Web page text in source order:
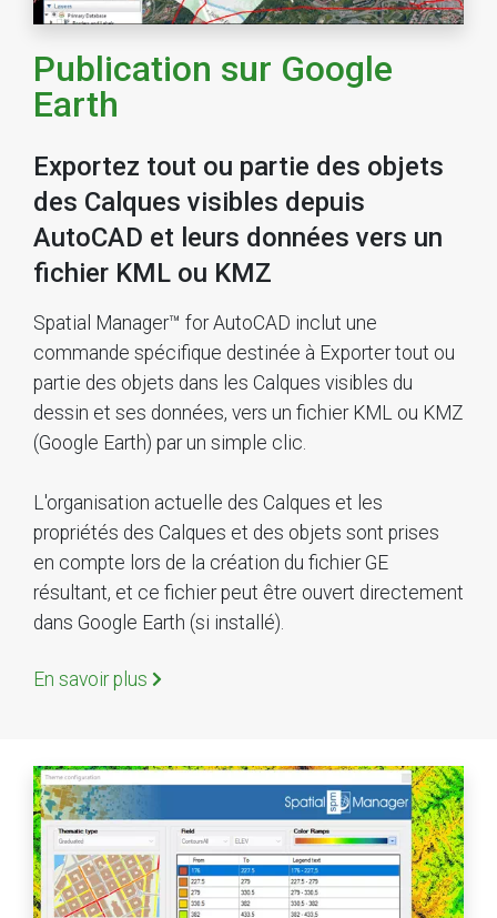
Publication sur Google
Earth
Exportez tout ou partie des objets
des Calques visibles depuis
AutoCAD et leurs données vers un
fichier KML ou KMZ
Spatial Manager™ for AutoCAD inclut une
commande spécifique destinée à Exporter tout ou
partie des objets dans les Calques visibles du
dessin et ses données, vers un fichier KML ou KMZ
(Google Earth) par un simple clic.
L'organisation actuelle des Calques et les
propriétés des Calques et des objets sont prises
en compte lors de la création du fichier GE
résultant, et ce fichier peut être ouvert directement
dans Google Earth (si installé).
En savoir plus